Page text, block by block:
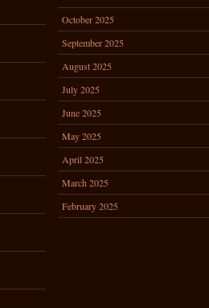
October 2025
September 2025
August 2025
July 2025
June 2025
May 2025
April 2025
March 2025
February 2025